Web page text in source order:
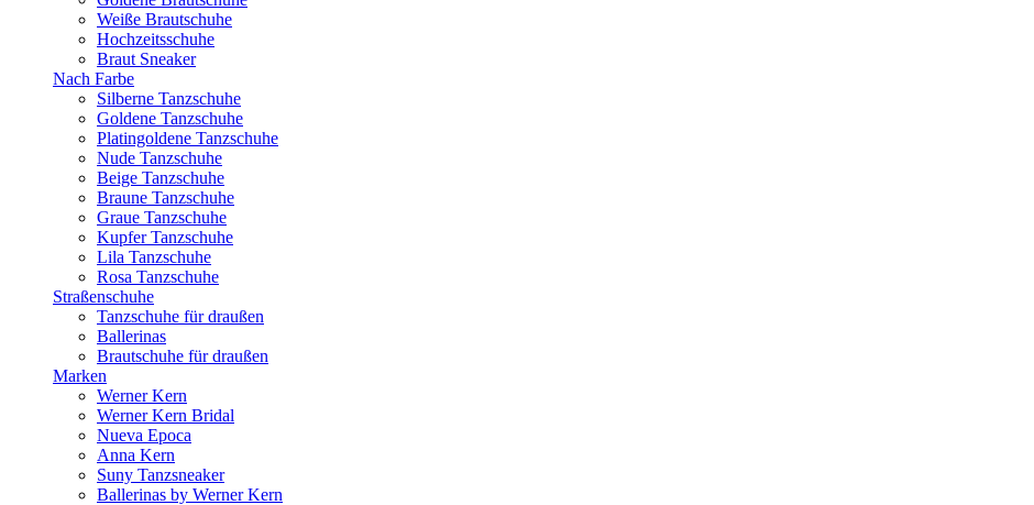
Weiße Brautschuhe
Hochzeitsschuhe
Braut Sneaker
Nach Farbe
Silberne Tanzschuhe
Goldene Tanzschuhe
Platingoldene Tanzschuhe
Nude Tanzschuhe
Beige Tanzschuhe
Braune Tanzschuhe
Graue Tanzschuhe
Kupfer Tanzschuhe
Lila Tanzschuhe
Rosa Tanzschuhe
Straßenschuhe
Tanzschuhe für draußen
Ballerinas
Brautschuhe für draußen
Marken
Werner Kern
Werner Kern Bridal
Nueva Epoca
Anna Kern
Suny Tanzsneaker
Ballerinas by Werner Kern